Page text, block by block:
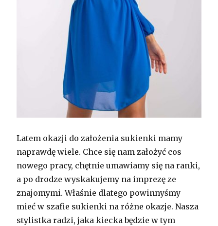
Latem okazji do założenia sukienki mamy
naprawdę wiele. Chce się nam założyć cos
nowego pracy, chętnie umawiamy się na ranki,
a po drodze wyskakujemy na imprezę ze
znajomymi. Właśnie dlatego powinnyśmy
mieć w szafie sukienki na różne okazje. Nasza
stylistka radzi, jaka kiecka będzie w tym